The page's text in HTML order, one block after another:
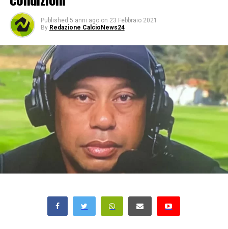
Published 5 anni ago on 23 Febbraio 2021
By Redazione CalcioNews24